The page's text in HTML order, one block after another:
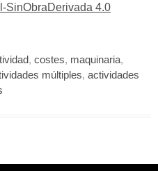
SinObraDerivada 4.0
, costes, maquinaria,
múltiples, actividades